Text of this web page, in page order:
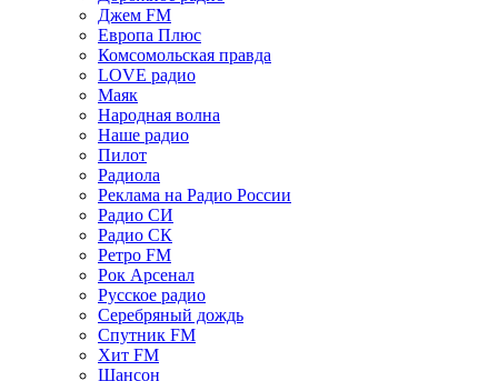
Джем FM
Европа Плюс
Комсомольская правда
LOVE радио
Маяк
Народная волна
Наше радио
Пилот
Радиола
Реклама на Радио России
Радио СИ
Радио СК
Ретро FM
Рок Арсенал
Русское радио
Серебряный дождь
Спутник FM
Хит FM
Шансон